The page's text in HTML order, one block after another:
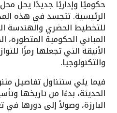
حكوميًا وإداريًا جديدًا يحل
الرئيسية. تتجسد في هذه
للتخطيط الحضري والهندسة
المباني الحكومية المتطورة،
الأنيقة التي تجعلها رمزًا
والتكنولوجيا.
فيما يلي سنتناول تفاصيل
الحديثة، بدءًا من تاريخها
البارزة، وصولاً إلى دورها في